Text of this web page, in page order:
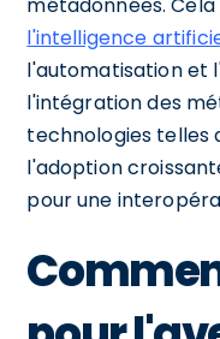
l'intelligence
l'automatisation et
l'intégration des
technologies telles
l'adoption
pour une